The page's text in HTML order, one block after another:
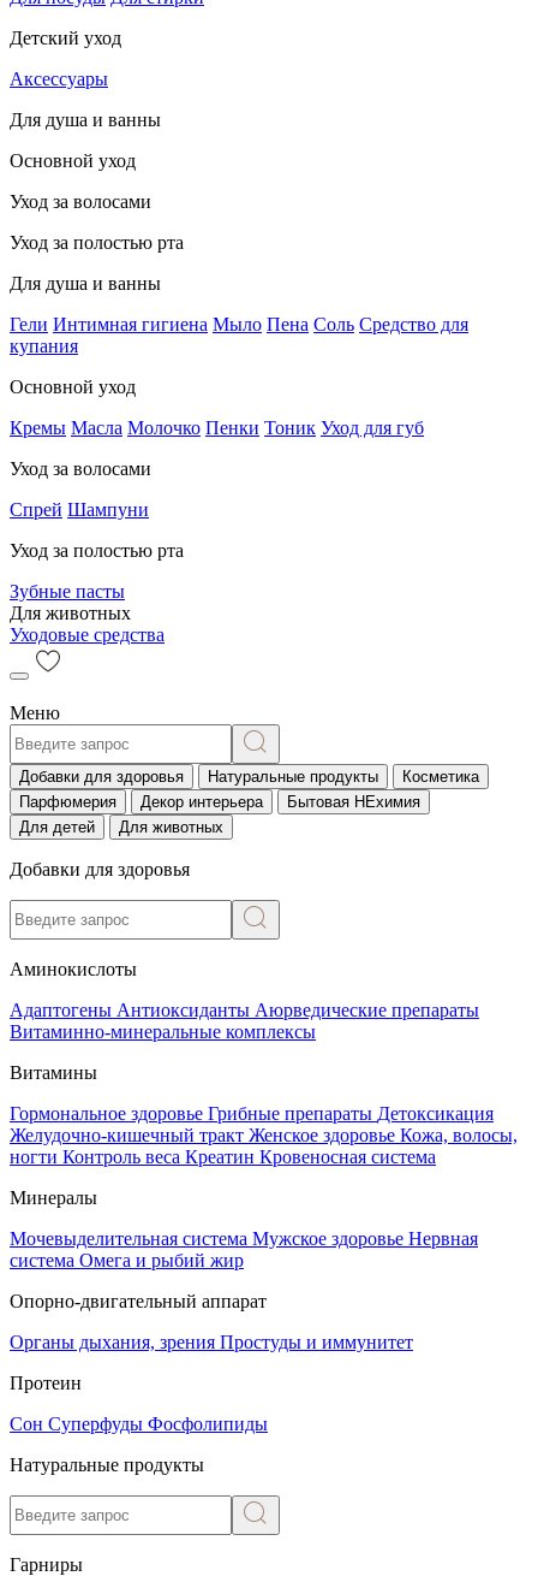
Детский уход
Аксессуары
Для душа и ванны
Основной уход
Уход за волосами
Уход за полостью рта
Для душа и ванны
Гели Интимная гигиена Мыло Пена Соль Средство для
купания
Основной уход
Кремы Масла Молочко Пенки Тоник Уход для губ
Уход за волосами
Спрей Шампуни
Уход за полостью рта
Зубные пасты
Для животных
Уходовые средства
Меню
Добавки для здоровья Натуральные продукты
Косметика
Парфюмерия
Декор интерьера
Бытовая НЕхимия
Для детей
Для животных
Добавки для здоровья
Аминокислоты
Адаптогены Антиоксиданты Аюрведические препараты
Витаминно-минеральные комплексы
Витамины
Гормональное здоровье Грибные препараты Детоксикация
Желудочно-кишечный тракт Женское здоровье Кожа, волосы,
ногти Контроль веса Креатин Кровеносная система
Минералы
Мочевыделительная система Мужское здоровье Нервная
система Омега и рыбий жир
Опорно-двигательный аппарат
Органы дыхания, зрения Простуды и иммунитет
Протеин
Сон Суперфуды Фосфолипиды
Натуральные продукты
Гарниры